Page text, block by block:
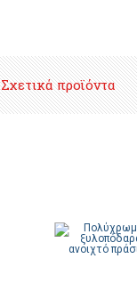
Σχετικά προϊόντα